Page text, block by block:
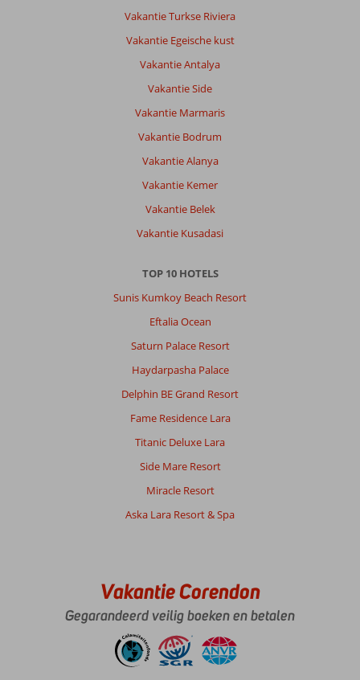
Vakantie Turkse Riviera
Vakantie Egeische kust
Vakantie Antalya
Vakantie Side
Vakantie Marmaris
Vakantie Bodrum
Vakantie Alanya
Vakantie Kemer
Vakantie Belek
Vakantie Kusadasi
TOP 10 HOTELS
Sunis Kumkoy Beach Resort
Eftalia Ocean
Saturn Palace Resort
Haydarpasha Palace
Delphin BE Grand Resort
Fame Residence Lara
Titanic Deluxe Lara
Side Mare Resort
Miracle Resort
Aska Lara Resort & Spa
Vakantie Corendon
Gegarandeerd veilig boeken en betalen